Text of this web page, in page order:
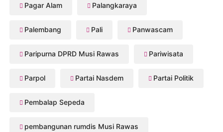
Pagar Alam Palangkaraya
Palembang Pali Panwascam
Paripurna DPRD Musi Rawas Pariwisata
Parpol Partai Nasdem Partai Politik
Pembalap Sepeda
pembangunan rumdis Musi Rawas